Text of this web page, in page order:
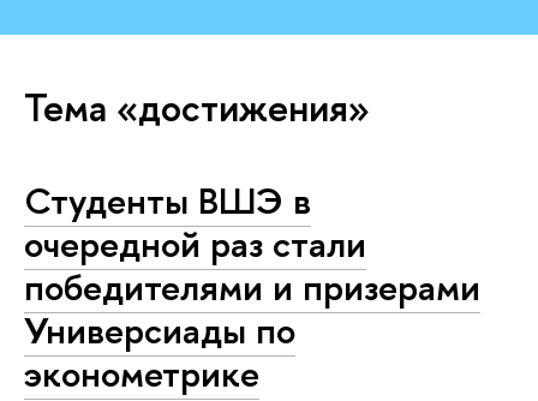
Тема «достижения»
Студенты ВШЭ в
очередной раз стали
победителями и призерами
Универсиады по
эконометрике